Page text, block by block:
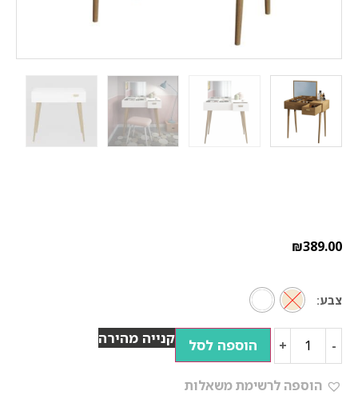
₪389.00
צבע
-
+ הוספה לסל קנייה מהירה
הוספה לרשימת משאלות